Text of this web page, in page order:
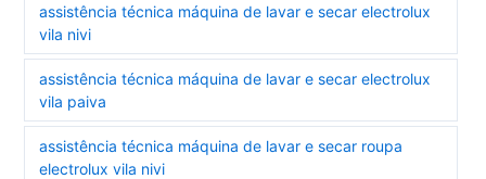
assistência técnica máquina de lavar e secar electrolux
vila nivi
assistência técnica máquina de lavar e secar electrolux
vila paiva
assistência técnica máquina de lavar e secar roupa
electrolux vila nivi